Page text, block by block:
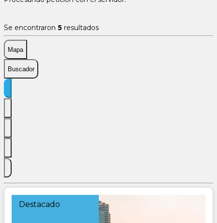
Se encontraron 5 resultados
Mapa
Buscador
Destacado